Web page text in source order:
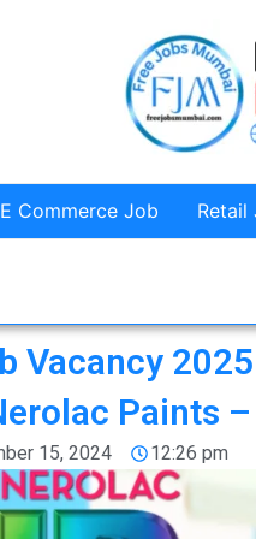
E Commerce Job Retail
Vacancy
Paints
15, 2024 12:26 pm